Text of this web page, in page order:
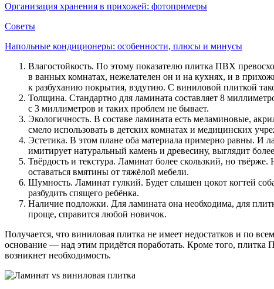
Организация хранения в прихожей: фотопримеры
Советы
Напольные кондиционеры: особенности, плюсы и минусы
Влагостойкость. По этому показателю плитка ПВХ
в ванных комнатах, нежелателен он и на кухнях, и в
к разбуханию покрытия, вздутию. С виниловой плиткой
Толщина. Стандартно для ламината составляет 8
с 3 миллиметров и таких проблем не бывает.
Экологичность. В составе ламината есть меламиновые,
смело использовать в детских комнатах и медицинских
Эстетика. В этом плане оба материала примерно равны.
имитирует натуральный камень и древесину, выглядит
Твёрдость и текстура. Ламинат более скользкий, но
оставаться вмятины от тяжёлой мебели.
Шумность. Ламинат гулкий. Будет слышен цокот когтей
разбудить спящего ребёнка.
Наличие подложки. Для ламината она необходима, для
проще, справится любой новичок.
Получается, что виниловая плитка не имеет недостатков и по
основание — над этим придётся поработать. Кроме того,
возникнет необходимость.